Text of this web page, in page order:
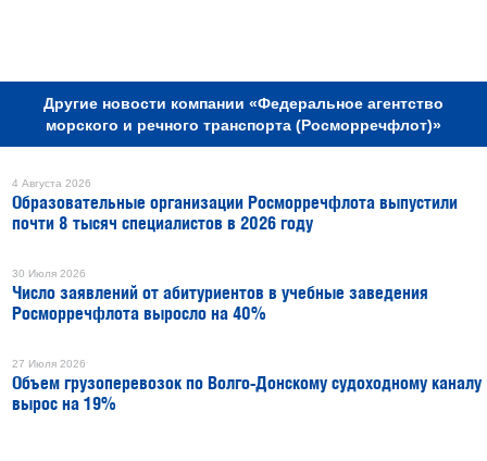
Другие новости компании «Федеральное агентство
морского и речного транспорта (Росморречфлот)»
4 Августа 2026
Образовательные организации Росморречфлота выпустили
почти 8 тысяч специалистов в 2026 году
30 Июля 2026
Число заявлений от абитуриентов в учебные заведения
Росморречфлота выросло на 40%
27 Июля 2026
Объем грузоперевозок по Волго-Донскому судоходному каналу
вырос на 19%